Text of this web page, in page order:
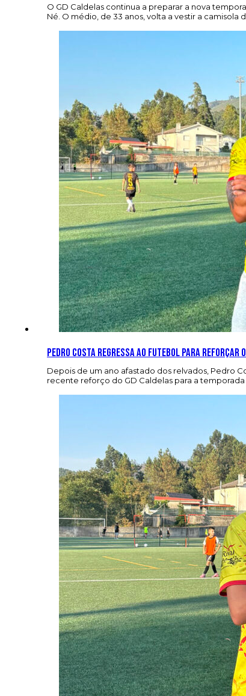
O GD Caldelas continua a preparar a nova
Né. O médio, de 33 anos, volta a vestir a
Pedro Costa regressa ao futebol para reforçar o
Depois de um ano afastado dos relvados, Pedro
recente reforço do GD Caldelas para a